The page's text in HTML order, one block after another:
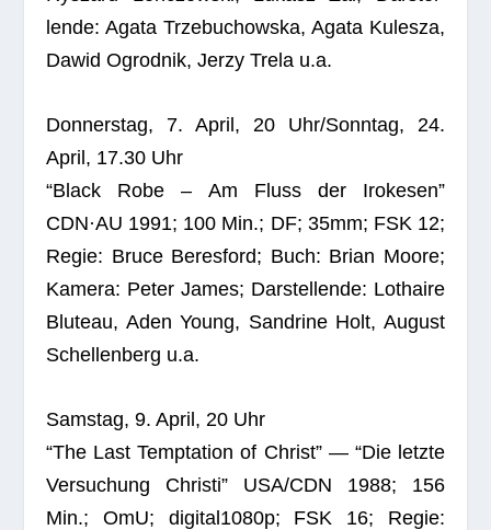
lende: Agata Trze­buchowska, Agata Kulesza,
Dawid Ogrod­nik, Jerzy Trela u.a.
Don­ners­tag, 7. April, 20 Uhr/Sonntag, 24.
April, 17.30 Uhr
“Black Robe – Am Fluss der Iro­ke­sen”
CDN·AU 1991; 100 Min.; DF; 35mm; FSK 12;
Regie: Bruce Beres­ford; Buch: Brian Moore;
Kamera: Peter James; Dar­stel­lende: Lothaire
Blu­teau, Aden Young, Sand­rine Holt, August
Schel­len­berg u.a.
Sams­tag, 9. April, 20 Uhr
“The Last Tempt­a­tion of Christ” — “Die letzte
Ver­su­chung Christi” USA/CDN 1988; 156
Min.; OmU; digital1080p; FSK 16; Regie: